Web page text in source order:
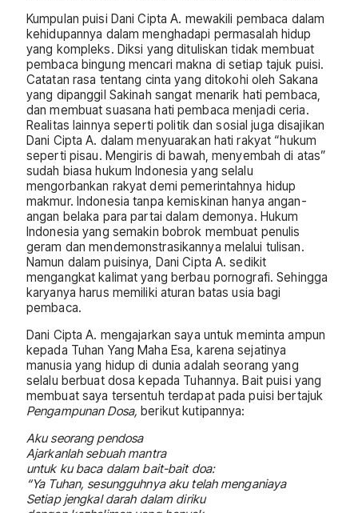
Kumpulan puisi Dani Cipta A. mewakili pembaca dalam
kehidupannya dalam menghadapi permasalah hidup
yang kompleks. Diksi yang dituliskan tidak membuat
pembaca bingung mencari makna di setiap tajuk puisi.
Catatan rasa tentang cinta yang ditokohi oleh Sakana
yang dipanggil Sakinah sangat menarik hati pembaca,
dan membuat suasana hati pembaca menjadi ceria.
Realitas lainnya seperti politik dan sosial juga disajikan
Dani Cipta A. dalam menyuarakan hati rakyat “hukum
seperti pisau. Mengiris di bawah, menyembah di atas”
sudah biasa hukum Indonesia yang selalu
mengorbankan rakyat demi pemerintahnya hidup
makmur. Indonesia tanpa kemiskinan hanya angan-
angan belaka para partai dalam demonya. Hukum
Indonesia yang semakin bobrok membuat penulis
geram dan mendemonstrasikannya melalui tulisan.
Namun dalam puisinya, Dani Cipta A. sedikit
mengangkat kalimat yang berbau pornografi. Sehingga
karyanya harus memiliki aturan batas usia bagi
pembaca.
Dani Cipta A. mengajarkan saya untuk meminta ampun
kepada Tuhan Yang Maha Esa, karena sejatinya
manusia yang hidup di dunia adalah seorang yang
selalu berbuat dosa kepada Tuhannya. Bait puisi yang
membuat saya tersentuh terdapat pada puisi bertajuk
Pengampunan Dosa,berikut kutipannya:
Aku seorang pendosa
Ajarkanlah sebuah mantra
untuk ku baca dalam bait-bait doa:
“Ya Tuhan, sesungguhnya aku telah menganiaya
Setiap jengkal darah dalam diriku